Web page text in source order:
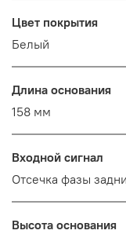
Цвет покрытия
Белый
Длина основания
158 мм
Входной сигнал
Отсечка фазы
Высота основания